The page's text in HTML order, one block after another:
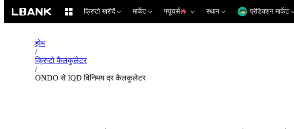
क्रिप्टो खरीदें मार्केट फ्यूचर्स स्थान प्रेडिक्शन मार्केट
होम
/
क्रिप्टो कैलकुलेटर
/
ONDO से IQD विनिमय दर कैलकुलेटर